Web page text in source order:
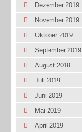
Dezember 2019
November 2019
Oktober 2019
September 2019
August 2019
Juli 2019
Juni 2019
Mai 2019
April 2019